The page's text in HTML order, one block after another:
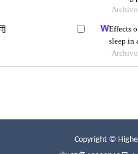
Copyright ©